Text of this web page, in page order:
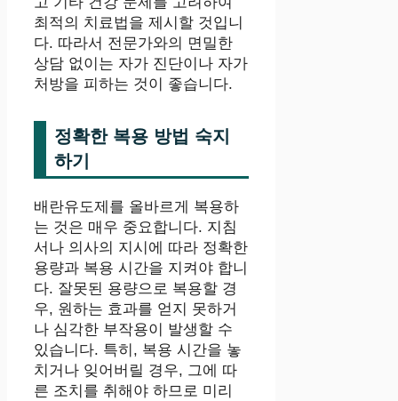
최적의 치료법을 제시할 것입니
다. 따라서 전문가와의 면밀한
상담 없이는 자가 진단이나 자가
처방을 피하는 것이 좋습니다.
정확한 복용 방법 숙지
하기
배란유도제를 올바르게 복용하
는 것은 매우 중요합니다. 지침
서나 의사의 지시에 따라 정확한
용량과 복용 시간을 지켜야 합니
다. 잘못된 용량으로 복용할 경
우, 원하는 효과를 얻지 못하거
나 심각한 부작용이 발생할 수
있습니다. 특히, 복용 시간을 놓
치거나 잊어버릴 경우, 그에 따
른 조치를 취해야 하므로 미리